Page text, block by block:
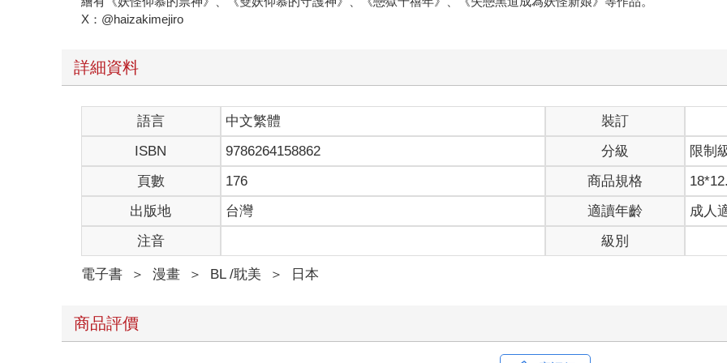
X：@haizakimejiro
詳細資料
語言 中文繁體
裝訂
ISBN
9786264158862 分級
限制
頁數
176 商品規格
出版地
台灣 適讀年齡
成人
注音
級別
電子書 ＞ 漫畫 ＞ BL /耽美 ＞ 日本
商品評價